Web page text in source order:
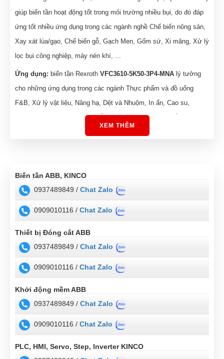
giúp biến tần hoạt động tốt trong môi trường nhiều bụi, do đó đáp
ứng tốt nhiều ứng dụng trong các ngành nghề Chế biến nông sản,
Xay xát lúa/gạo, Chế biến gỗ, Gạch Men, Gốm sứ, Xi măng, Xử lý
lọc bụi công nghiệp, máy nén khí, ...
Ứng dụng: biến tần Rexroth VFC3610-5K50-3P4-MNA lý tưởng
cho những ứng dụng trong các ngành Thực phẩm và đồ uống
F&B, Xử lý vật liệu, Nâng hạ, Dệt và Nhuộm, In ấn, Cao su,
Nhựa, Sản xuất & Chế biến gỗ, Gạch men, Xi măng, Sắt thép,
Giấy và bột giấy, Lò hơi, HVAC, ….
XEM THÊM
Biến tần ABB, KINCO
0937489849 / Chat Zalo
0909010116 / Chat Zalo
Thiết bị Đóng cắt ABB
0937489849 / Chat Zalo
0909010116 / Chat Zalo
Khởi động mềm ABB
0937489849 / Chat Zalo
0909010116 / Chat Zalo
PLC, HMI, Servo, Step, Inverter KINCO